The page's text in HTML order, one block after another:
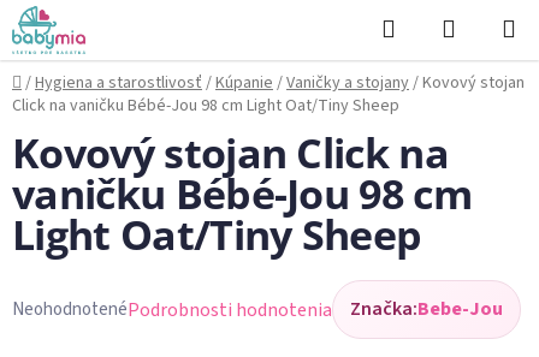
Prejsť
na
obsah
Hľadať
KOŠÍK
Domov
/Hygiena a starostlivosť/Kúpanie/Vaničky a stojany/Kovový stojan
Click na vaničku Bébé-Jou 98 cm Light Oat/Tiny Sheep
Kovový stojan Click na
vaničku Bébé-Jou 98 cm
Light Oat/Tiny Sheep
Priemerné
NeohodnotenéPodrobnosti hodnotenia Značka:Bebe-Jou